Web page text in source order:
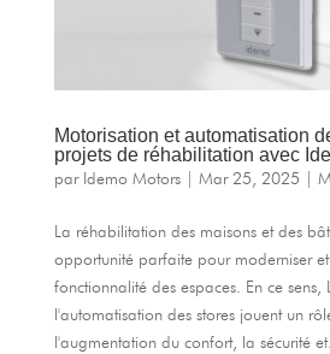
Motorisation et automatisation
projets de réhabilitation avec
par Idemo Motors| Mar 25, 2025
La réhabilitation des maisons et des
opportunité parfaite pour moderniser
fonctionnalité des espaces. En ce sens,
l'automatisation des stores jouent un
l'augmentation du confort, la sécurité